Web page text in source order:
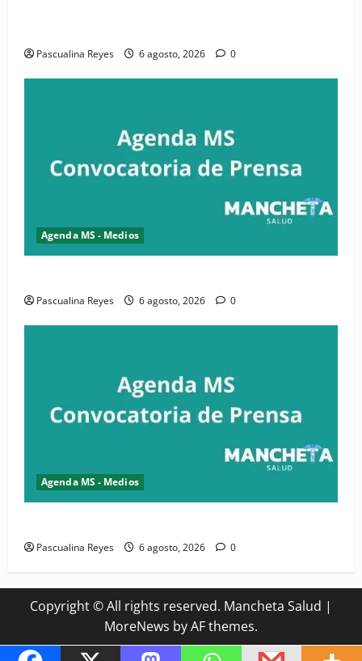
Pascualina Reyes 6 agosto, 2026 0
Agenda MS - Medios
Pascualina Reyes 6 agosto, 2026 0
Agenda MS - Medios
Pascualina Reyes 6 agosto, 2026 0
Copyright © All rights reserved. Mancheta Salud |
MoreNews by AF themes.